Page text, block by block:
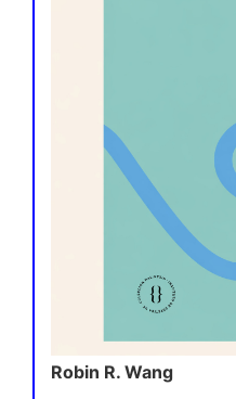
Robin R. Wang